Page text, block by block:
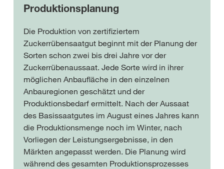
Produktionsplanung
Die Produktion von zertifiziertem
Zuckerrübensaatgut beginnt mit der Planung der
Sorten schon zwei bis drei Jahre vor der
Zuckerrübenaussaat. Jede Sorte wird in ihrer
möglichen Anbaufläche in den einzelnen
Anbauregionen geschätzt und der
Produktionsbedarf ermittelt. Nach der Aussaat
des Basissaatgutes im August eines Jahres kann
die Produktionsmenge noch im Winter, nach
Vorliegen der Leistungsergebnisse, in den
Märkten angepasst werden. Die Planung wird
während des gesamten Produktionsprozesses